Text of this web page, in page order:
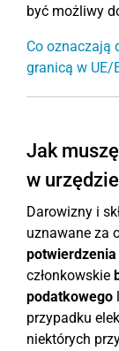
być możliwy
Co oznaczają
granicą w UE/
Jak
w
Darowizny i
uznawane za
potwierdzenia
członkowskie
podatkowego
przypadku
niektórych